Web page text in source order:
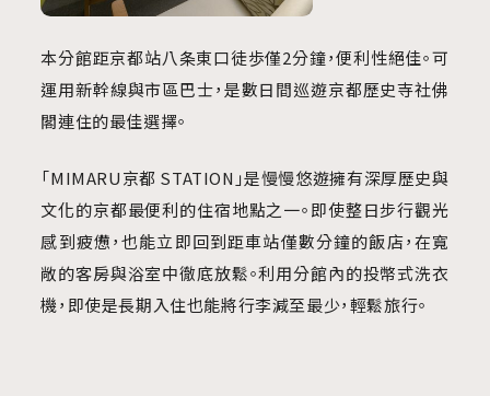
本分館距京都站八条東口徒歩僅2分鐘，便利性絕佳。可
運用新幹線與市區巴士，是數日間巡遊京都歷史寺社佛
閣連住的最佳選擇。
「MIMARU京都 STATION」是慢慢悠遊擁有深厚歷史與
文化的京都最便利的住宿地點之一。即使整日步行觀光
感到疲憊，也能立即回到距車站僅數分鐘的飯店，在寬
敞的客房與浴室中徹底放鬆。利用分館內的投幣式洗衣
機，即使是長期入住也能將行李減至最少，輕鬆旅行。